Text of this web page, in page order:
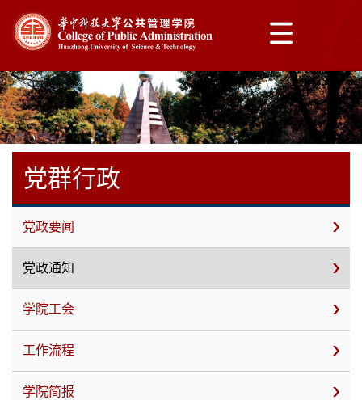
党群行政
党政要闻
党政通知
学院工会
工作流程
学院简报